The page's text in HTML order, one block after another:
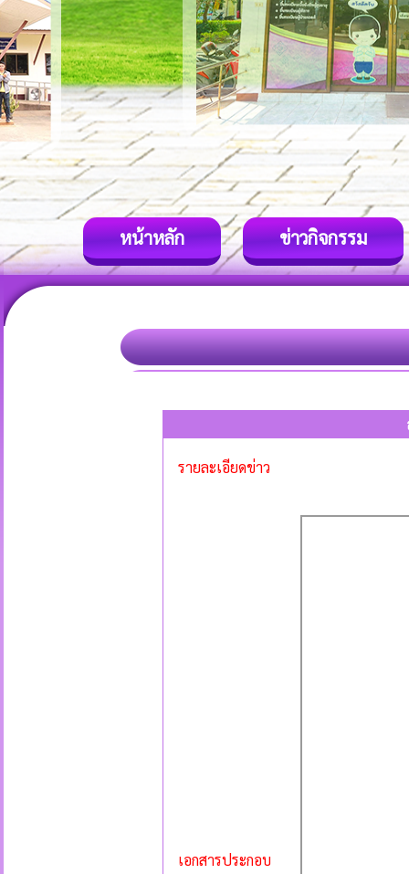
หน้าหลัก ข่าวกิจกรรม
รายละเอียดข่าว
เอกสารประกอบ